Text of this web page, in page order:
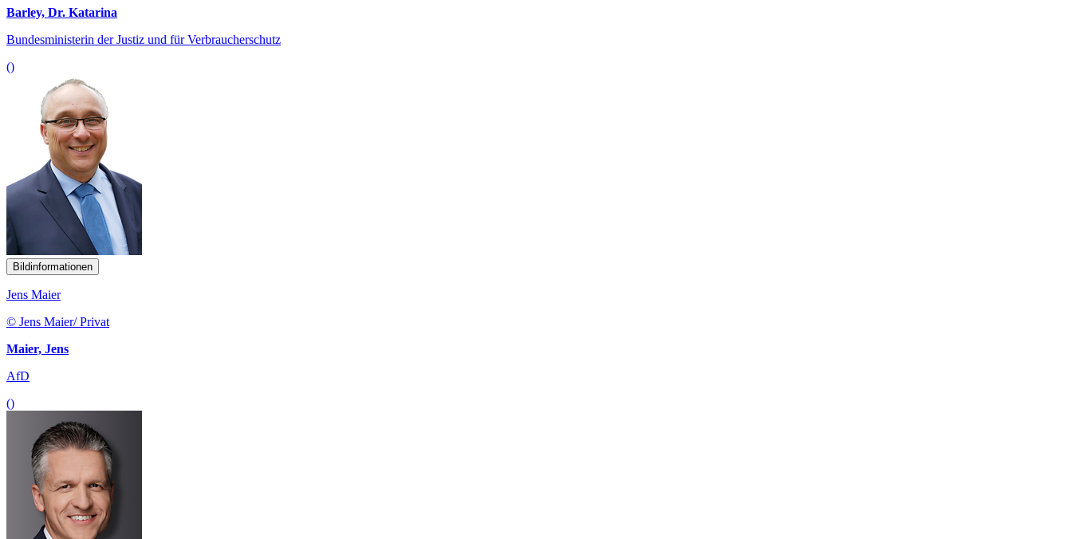
Barley, Dr. Katarina
Bundesministerin der Justiz und für Verbraucherschutz
()
Bildinformationen
Jens Maier
© Jens Maier/ Privat
Maier, Jens
AfD
()